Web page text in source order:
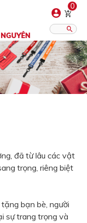
0
đã từ lâu các vật
trọng, riêng biệt
bạn bè, người
sự trang trọng và